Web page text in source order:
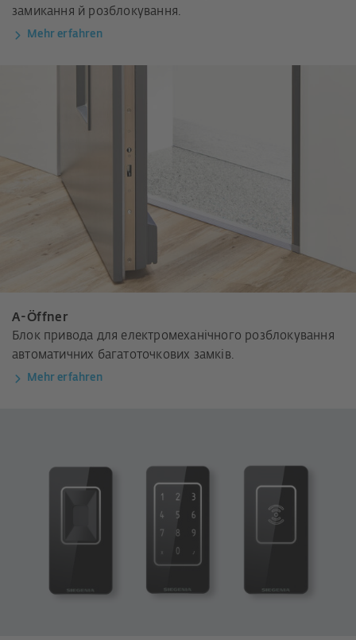
замикання й розблокування.
Mehr erfahren
A-Öffner
Блок привода для електромеханічного розблокування
автоматичних багатоточкових замків.
Mehr erfahren